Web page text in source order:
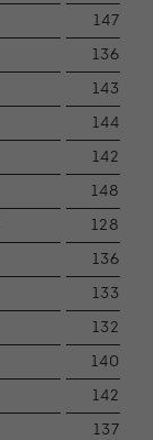
147
136
143
144
142
148
128
136
133
132
140
142
137